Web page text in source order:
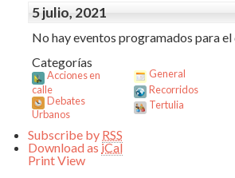
5 julio, 2021
No hay eventos programados para el
Categorías
Acciones en
calle
Debates
Urbanos
General
Recorridos
Tertulia
Subscribe by RSS
Download as iCal
PrintView